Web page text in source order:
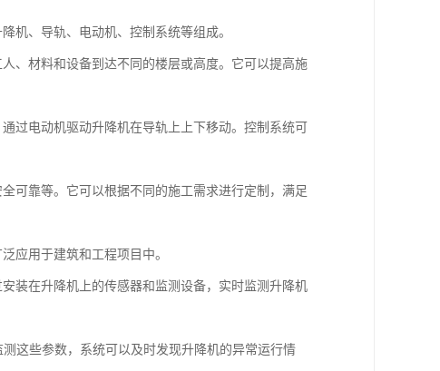
机、导轨、电动机、控制系统等组成。
、材料和设备到达不同的楼层或高度。它可以提高施
过电动机驱动升降机在导轨上上下移动。控制系统可
可靠等。它可以根据不同的施工需求进行定制，满足
应用于建筑和工程项目中。
装在升降机上的传感器和监测设备，实时监测升降机
这些参数，系统可以及时发现升降机的异常运行情